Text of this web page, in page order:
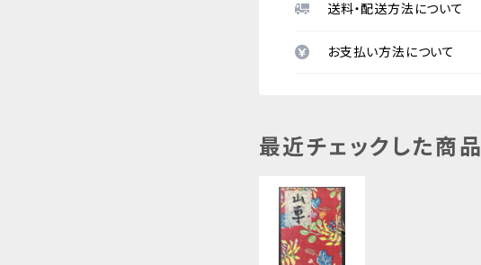
送料・配送方法について
お支払い方法について
最近チェックした商品